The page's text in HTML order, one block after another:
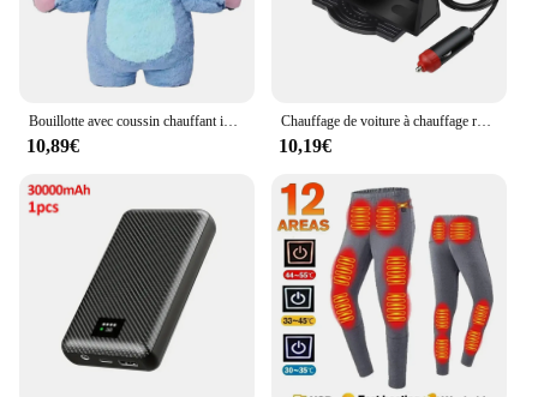
10,89€
Chauffage de voiture à chauffage rapide, dél'offre buage de pare-brise, anti-buée, faible bruit, gel, neige, machine de dél'offre buage, accessoires automobiles, 12V, 24V
10,19€